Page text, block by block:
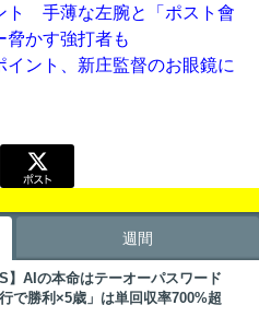
ト 手薄な左腕と「ポスト會
脅かす強打者も
イント、新庄監督のお眼鏡に
週間
S】AIの本命はテーオーパスワード
行で勝利×5歳」は単回収率700%超